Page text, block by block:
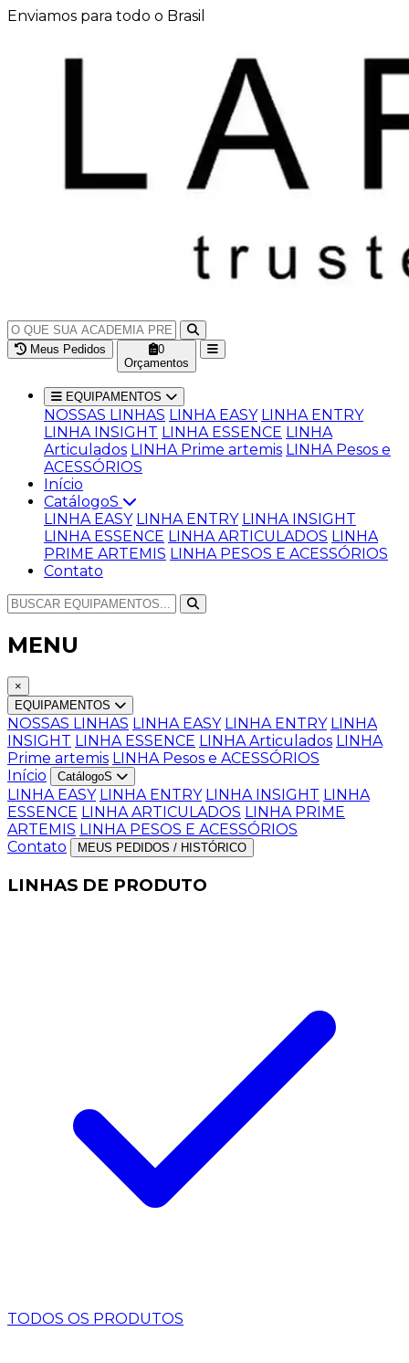
Enviamos para todo o Brasil
Meus Pedidos
0
Orçamentos
EQUIPAMENTOS
NOSSAS LINHAS LINHA EASY LINHA ENTRY
LINHA INSIGHT LINHA ESSENCE LINHA
Articulados LINHA Prime artemis LINHA Pesos e
ACESSÓRIOS
Início
CatálogoS
LINHA EASY LINHA ENTRY LINHA INSIGHT
LINHA ESSENCE LINHA ARTICULADOS LINHA
PRIME ARTEMIS LINHA PESOS E ACESSÓRIOS
Contato
MENU
×
EQUIPAMENTOS
NOSSAS LINHAS LINHA EASY LINHA ENTRY LINHA
INSIGHT LINHA ESSENCE LINHA Articulados LINHA
Prime artemis LINHA Pesos e ACESSÓRIOS
Início
CatálogoS
LINHA EASY LINHA ENTRY LINHA INSIGHT LINHA
ESSENCE LINHA ARTICULADOS LINHA PRIME
ARTEMIS LINHA PESOS E ACESSÓRIOS
Contato
MEUS PEDIDOS / HISTÓRICO
LINHAS DE PRODUTO
TODOS OS PRODUTOS